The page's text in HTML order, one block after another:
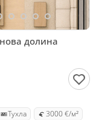
долина
Тухла 3000 €/м²